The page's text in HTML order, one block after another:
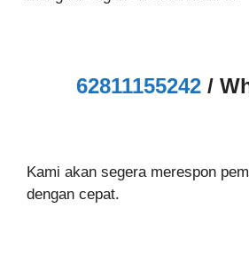
62811155242/
Kami akan segera merespon
dengan cepat.